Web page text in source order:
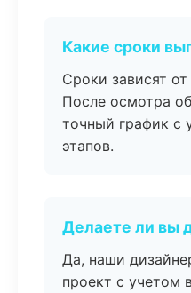
Какие сроки
Сроки зависят
После осмотра
точный график с
этапов.
Делаете ли вы
Да, наши
проект с учетом